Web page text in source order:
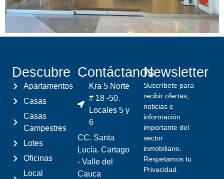
Descubre
Apartamentos
Casas
Casas
Campestres
Lotes
Oficinas
Local
Contáctanos
Kra 5 Norte
# 18 -50.
Locales 5 y
6
CC. Santa
Lucía. Cartago
- Valle del
Cauca
Newsletter
Suscríbete para
recibir ofertas,
noticias e
información
importante del
sector
inmobiliario.
Respetamos tu
Privacidad.